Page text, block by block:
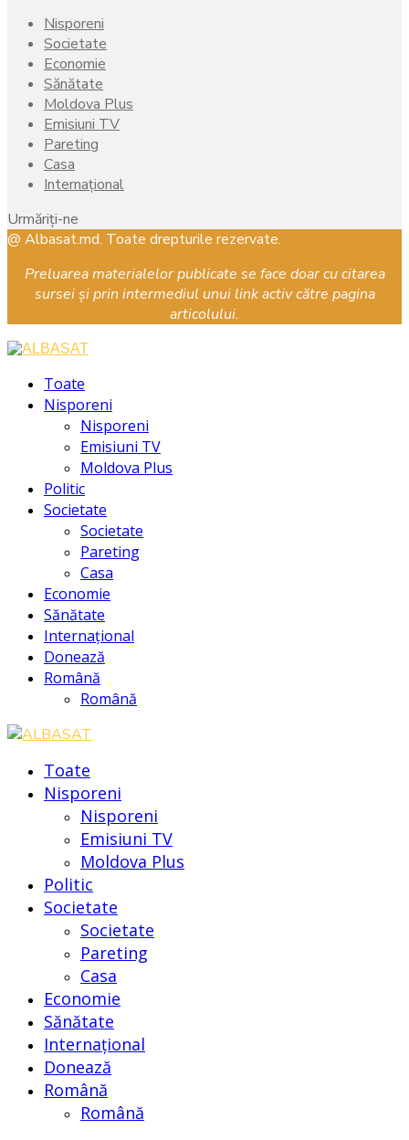
Nisporeni
Societate
Economie
Sănătate
Moldova Plus
Emisiuni TV
Pareting
Casa
Internațional
Urmăriți-ne
Facebook
Instagram
Youtube
@ Albasat.md. Toate drepturile rezervate.
Preluarea materialelor publicate se face doar cu citarea
sursei și prin intermediul unui link activ către pagina
articolului.
Toate
Nisporeni
Nisporeni
Emisiuni TV
Moldova Plus
Politic
Societate
Societate
Pareting
Casa
Economie
Sănătate
Internațional
Donează
Română
Română
Toate
Nisporeni
Nisporeni
Emisiuni TV
Moldova Plus
Politic
Societate
Societate
Pareting
Casa
Economie
Sănătate
Internațional
Donează
Română
Română